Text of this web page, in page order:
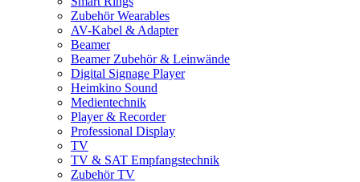
Zubehör Wearables
AV-Kabel & Adapter
Beamer
Beamer Zubehör & Leinwände
Digital Signage Player
Heimkino Sound
Medientechnik
Player & Recorder
Professional Display
TV
TV & SAT Empfangstechnik
Zubehör TV